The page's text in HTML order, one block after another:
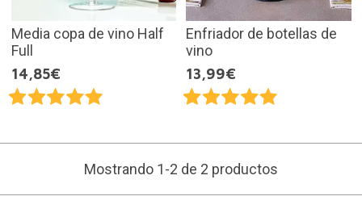
Media copa de vino Half
Full
14,85€
Enfriador de botellas de
vino
13,99€
Mostrando 1-2 de 2 productos